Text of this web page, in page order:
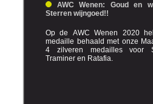
AWC Wenen: Goud en wederom Daalgaard 1
Sterren wijngoed!!
Op de AWC Wenen 2020
medaille behaald met onze Maasparel. Daarnaast nog
4 zilveren medailles voor St.Agather, Johanniter,
Traminer en Ratafia.